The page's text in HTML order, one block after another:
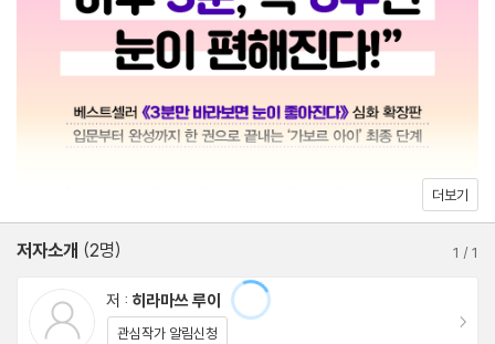
아가는 전환점이 될 것이고, 처음 접하는 독자라면 한 권으로 입문부
터 심화까지 이어지는 체계적인 훈련을 경험할 수 있다. 나이가 들어
도 또렷한 시야를 유지하고 싶은 사람, 눈의 피로와 흐릿함에서 벗어
나고 싶은 사람이라면 누구나 일상 속에서 실천할 수 있는 가장 현실
적인 시력 개선법이 여기에 담겨 있다. 하루 3분, 지금부터 시작해도
PART 2. 가보르 아이 [응용편] (3주 차~4주 차)
칼럼② 10분 휴식으로 스마트폰 노안을 예방하세요!
가보르 아이 무엇이든 Q&A②
PART 3. 가보르 아이 [심화편] (5주 차~6주 차)
29일 차~42일 차 문제
더보기
저자소개 (2명) 1 /1
저 : 히라마쓰 루이
관심작가 알림신청